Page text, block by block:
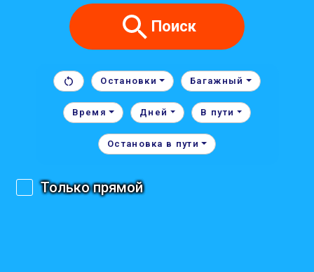
Поиск
Остановки Багажный
Время Дней В пути
Остановка в пути
Только прямой